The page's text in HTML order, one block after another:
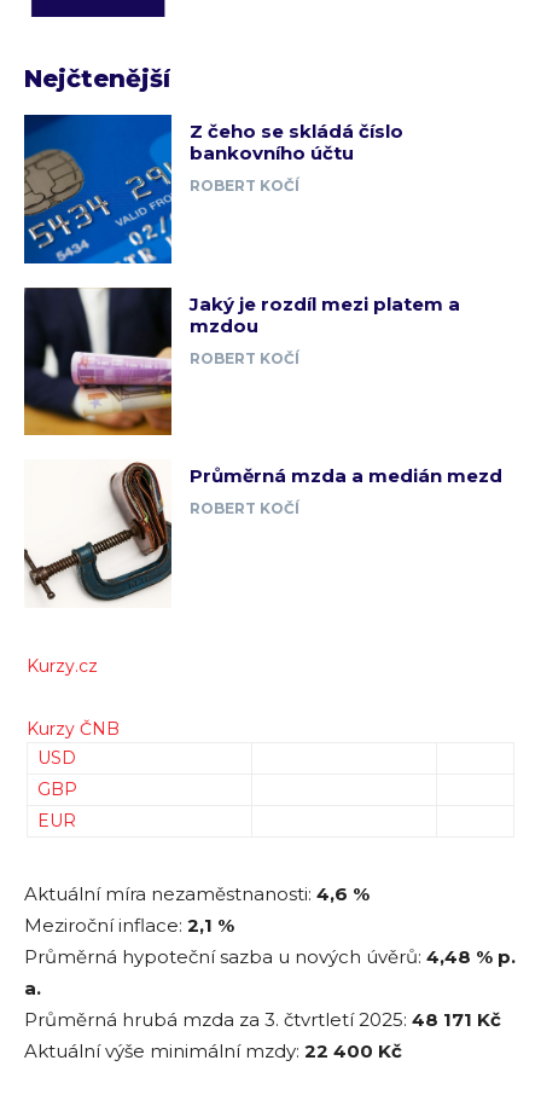
Nejčtenější
Z čeho se skládá číslo
bankovního účtu
ROBERT KOČÍ
Jaký je rozdíl mezi platem a
mzdou
ROBERT KOČÍ
Průměrná mzda a medián mezd
ROBERT KOČÍ
Kurzy.cz
Kurzy ČNB
USD
GBP
EUR
Aktuální míra nezaměstnanosti: 4,6 %
Meziroční inflace: 2,1 %
Průměrná hypoteční sazba u nových úvěrů: 4,48 % p.
a.
Průměrná hrubá mzda za 3. čtvrtletí 2025: 48 171 Kč
Aktuální výše minimální mzdy: 22 400 Kč